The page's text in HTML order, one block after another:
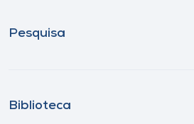
Pesquisa
Biblioteca